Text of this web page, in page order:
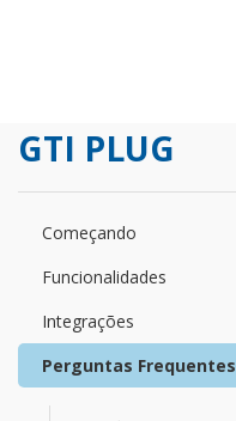
GTI PLUG
Começando
Funcionalidades
Integrações
Perguntas Frequentes